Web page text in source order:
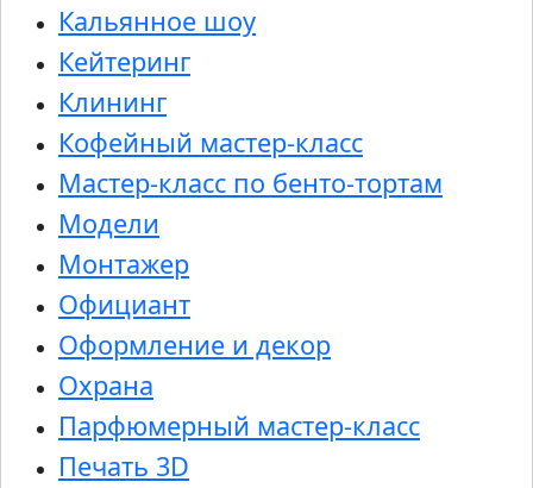
Кальянное шоу
Кейтеринг
Клининг
Кофейный мастер-класс
Мастер-класс по бенто-тортам
Модели
Монтажер
Официант
Оформление и декор
Охрана
Парфюмерный мастер-класс
Печать 3D